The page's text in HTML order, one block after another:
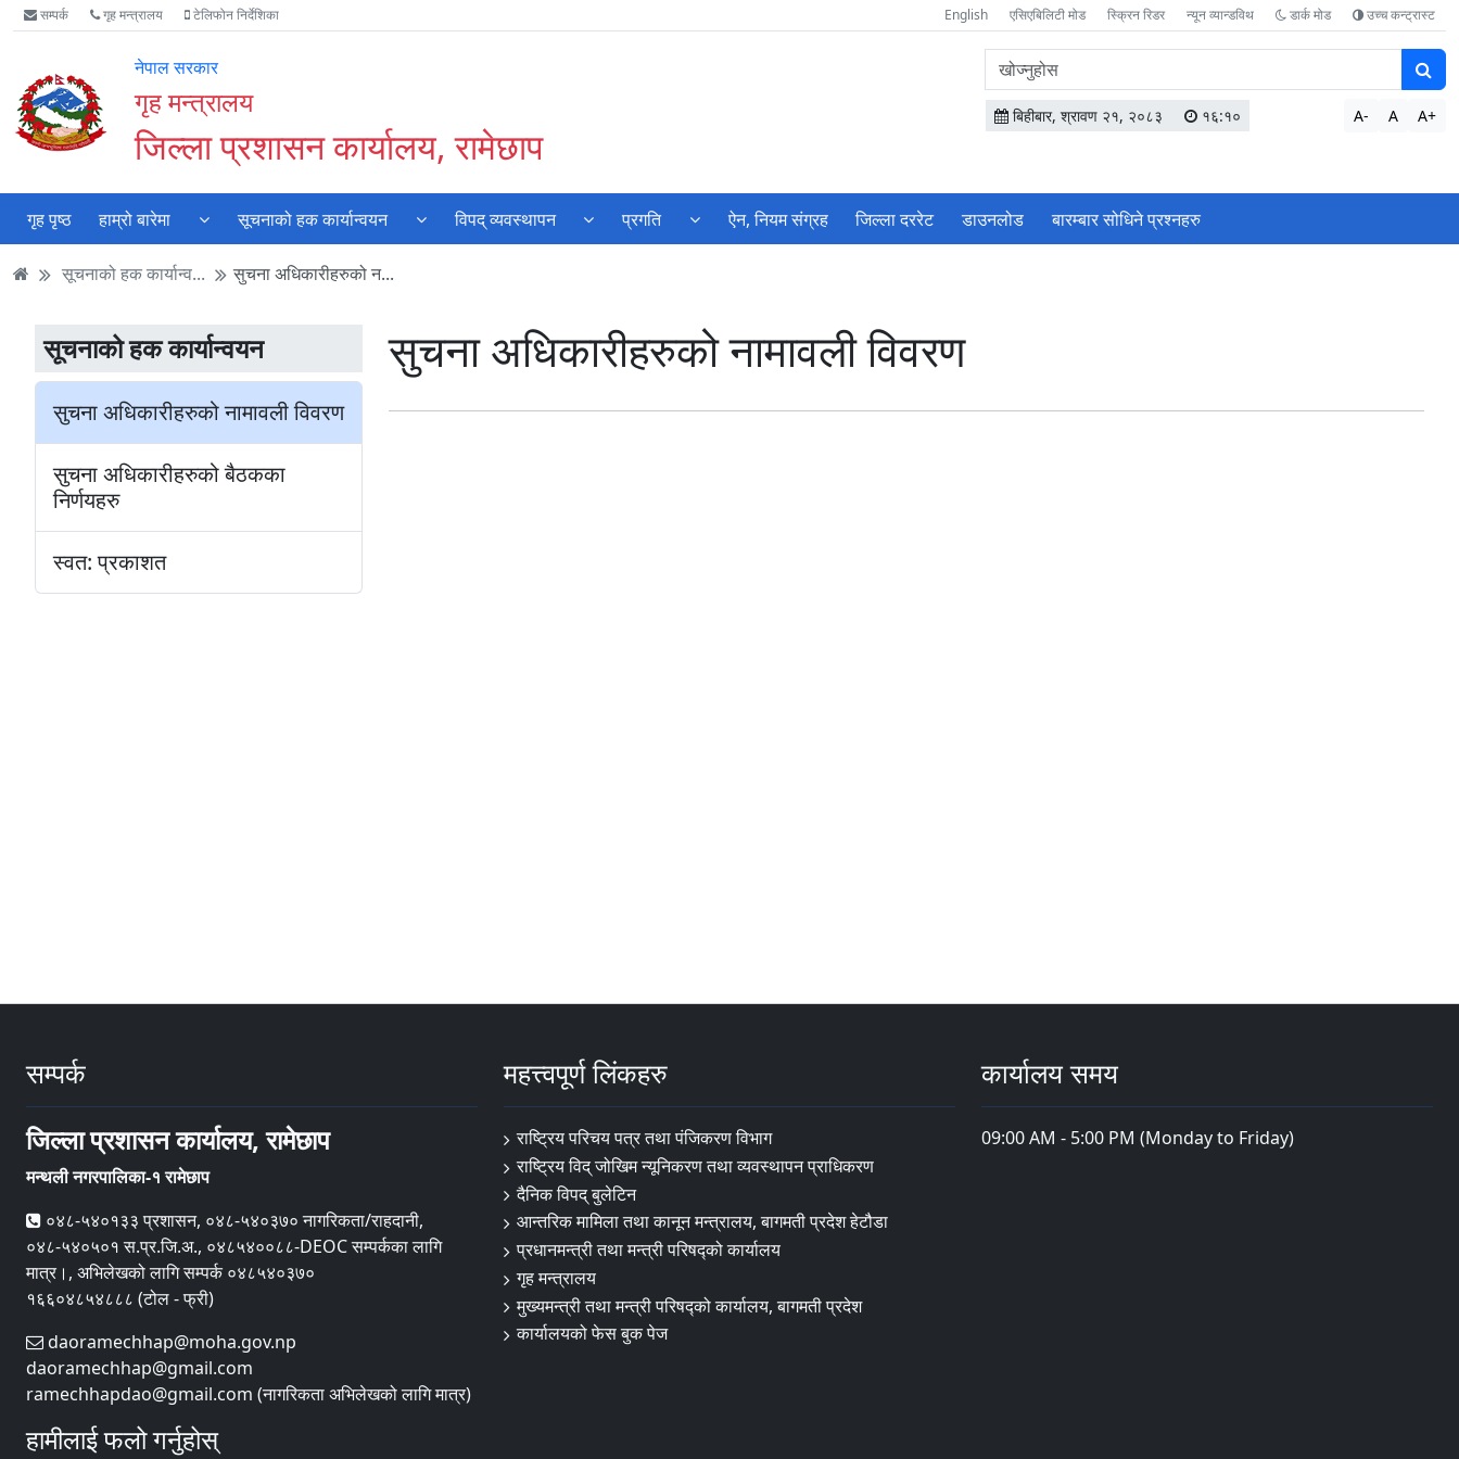
Accessibility
Mode
गर्नुहोस्
मुख्य
सामाग्री
मुख्य
नेभिगेसन
वेबसाइट
खोजमा
सम्पर्क गृह मन्त्रालय टेलिफोन निर्देशिका English एसिएबिलिटी मोड स्क्रिन रिडर न्यून व्यान्डविथ डार्क मोड उच्च कन्ट्रास्ट
नेपाल सरकार
गृह मन्त्रालय
जिल्ला प्रशासन कार्यालय, रामेछाप
वेबसाइटमा
सामग्री
खोज्नुहोस
बिहीबार, श्रावण २१, २०८३ १६:१० A- A A+
गृह पृष्ठ हाम्रो बारेमा सूचनाको हक कार्यान्वयन विपद् व्यवस्थापन प्रगति ऐन, नियम संग्रह जिल्ला दररेट डाउनलोड बारम्बार सोधिने प्रश्‍नहरु
सूचनाको हक कार्यान्व... सुचना अधिकारीहरुको न...
सूचनाको हक कार्यान्वयन
सुचना अधिकारीहरुको नामावली विवरण
सुचना अधिकारीहरुको बैठकका
निर्णयहरु
स्वत: प्रकाशत
सुचना अधिकारीहरुको नामावली विवरण
सम्पर्क
जिल्ला प्रशासन कार्यालय, रामेछाप
मन्थली नगरपालिका-१ रामेछाप
०४८-५४०१३३ प्रशासन, ०४८-५४०३७० नागरिकता/राहदानी,
०४८-५४०५०१ स.प्र.जि.अ., ०४८५४००८८-DEOC सम्पर्कका लागि
मात्र।, अभिलेखको लागि सम्पर्क ०४८५४०३७०
१६६०४८५४८८८ (टोल - फ्री)
daoramechhap@moha.gov.np
daoramechhap@gmail.com
ramechhapdao@gmail.com (नागरिकता अभिलेखको लागि मात्र)
हामीलाई फलो गर्नुहोस्
महत्त्वपूर्ण लिंकहरु
राष्ट्रिय परिचय पत्र तथा पंजिकरण विभाग
राष्ट्रिय विद् जोखिम न्यूनिकरण तथा व्यवस्थापन प्राधिकरण
दैनिक विपद् बुलेटिन
आन्तरिक मामिला तथा कानून मन्त्रालय, बागमती प्रदेश हेटौडा
प्रधानमन्त्री तथा मन्त्री परिषद्को कार्यालय
गृह मन्त्रालय
मुख्यमन्त्री तथा मन्त्री परिषद्को कार्यालय, बागमती प्रदेश
कार्यालयको फेस बुक पेज
कार्यालय समय
09:00 AM - 5:00 PM (Monday to Friday)